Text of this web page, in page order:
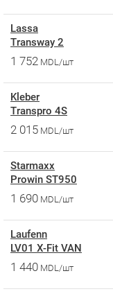
Lassa
Transway 2
1 752 MDL/шт
Kleber
Transpro 4S
2 015 MDL/шт
Starmaxx
Prowin ST950
1 690 MDL/шт
Laufenn
LV01 X-Fit VAN
1 440 MDL/шт